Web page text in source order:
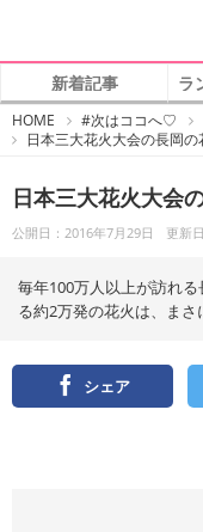
新着記事 ラ
HOME
オ
ト
子
#次はココへ♡
日本三大花火大会の長岡の
日本三大花火大会
公開日：2016年7月29日 更新
毎年100万人以上が訪れ
る約2万発の花火は、まさ
シェア